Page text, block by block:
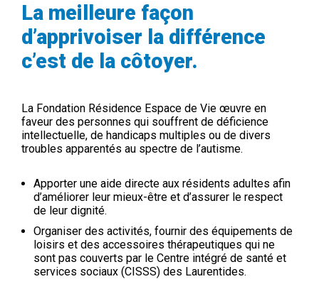
La meilleure façon
d’apprivoiser la différence
c’est de la côtoyer.
La Fondation Résidence Espace de Vie œuvre en
faveur des personnes qui souffrent de déficience
intellectuelle, de handicaps multiples ou de divers
troubles apparentés au spectre de l’autisme.
Apporter une aide directe aux résidents adultes afin
d’améliorer leur mieux-être et d’assurer le respect
de leur dignité.
Organiser des activités, fournir des équipements de
loisirs et des accessoires thérapeutiques qui ne
sont pas couverts par le Centre intégré de santé et
services sociaux (CISSS) des Laurentides.